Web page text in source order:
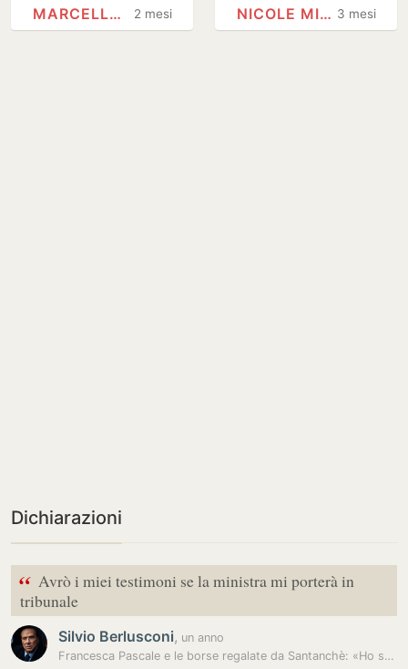
Dell'Utri e
2 mesi
MARCELLO DELL'UTRI
Epstein, il
3 mesi
NICOLE MINETTI
Dichiarazioni
“ Avrò i miei testimoni se la ministra mi porterà in
tribunale
Silvio Berlusconi, un anno
Francesca Pascale e le borse regalate da Santanchè: «Ho scoperto che…